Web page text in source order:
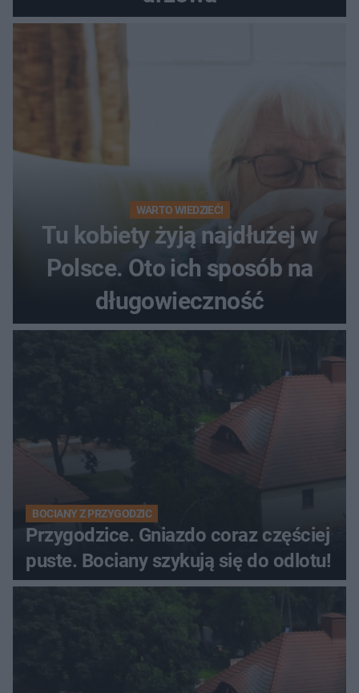
WARTO WIEDZIEĆ!
Tu kobiety żyją najdłużej w
Polsce. Oto ich sposób na
długowieczność
BOCIANY Z PRZYGODZIC
Przygodzice. Gniazdo coraz częściej
puste. Bociany szykują się do odlotu!